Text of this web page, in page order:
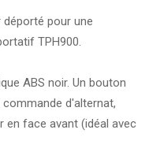
pour une
TPH900.
ABS noir. Un bouton
d'alternat,
en face avant (idéal avec